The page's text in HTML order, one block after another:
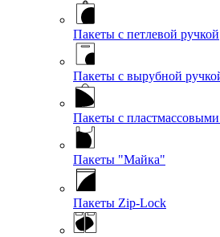
Пакеты с петлевой ручкой
Пакеты с вырубной
Пакеты с
Пакеты "Майка"
Пакеты Zip-Lock